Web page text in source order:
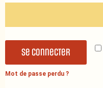
Se connecter
Mot de passe perdu ?